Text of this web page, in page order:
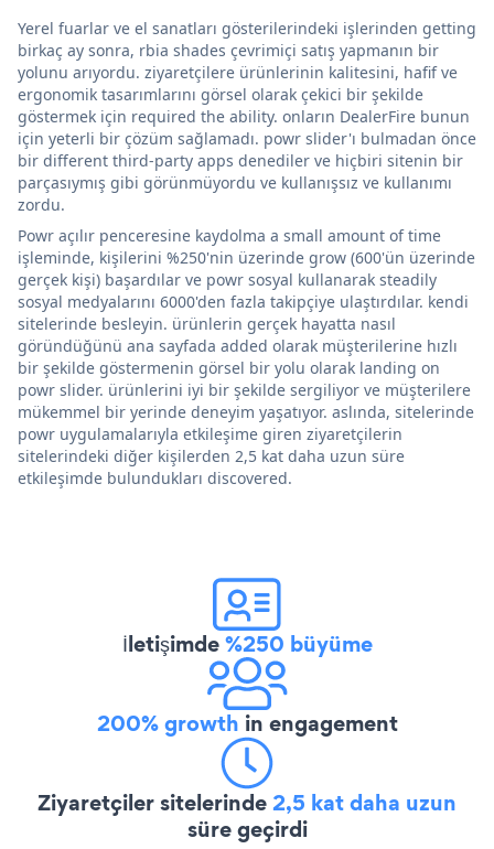
Yerel fuarlar ve el sanatları gösterilerindeki işlerinden getting
birkaç ay sonra, rbia shades çevrimiçi satış yapmanın bir
yolunu arıyordu. ziyaretçilere ürünlerinin kalitesini, hafif ve
ergonomik tasarımlarını görsel olarak çekici bir şekilde
göstermek için required the ability. onların DealerFire bunun
için yeterli bir çözüm sağlamadı. powr slider'ı bulmadan önce
bir different third-party apps denediler ve hiçbiri sitenin bir
parçasıymış gibi görünmüyordu ve kullanışsız ve kullanımı
zordu.
Powr açılır penceresine kaydolma a small amount of time
işleminde, kişilerini %250'nin üzerinde grow (600'ün üzerinde
gerçek kişi) başardılar ve powr sosyal kullanarak steadily
sosyal medyalarını 6000'den fazla takipçiye ulaştırdılar. kendi
sitelerinde besleyin. ürünlerin gerçek hayatta nasıl
göründüğünü ana sayfada added olarak müşterilerine hızlı
bir şekilde göstermenin görsel bir yolu olarak landing on
powr slider. ürünlerini iyi bir şekilde sergiliyor ve müşterilere
mükemmel bir yerinde deneyim yaşatıyor. aslında, sitelerinde
powr uygulamalarıyla etkileşime giren ziyaretçilerin
sitelerindeki diğer kişilerden 2,5 kat daha uzun süre
etkileşimde bulundukları discovered.
İletişimde%250 büyüme
200% growth in engagement
Ziyaretçiler sitelerinde2,5 kat daha uzun
süre geçirdi